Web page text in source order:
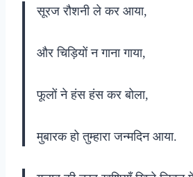
सूरज रौशनी ले कर आया,
और चिड़ियों न गाना गाया,
फूलों ने हंस हंस कर बोला,
मुबारक हो तुम्हारा जन्मदिन आया.